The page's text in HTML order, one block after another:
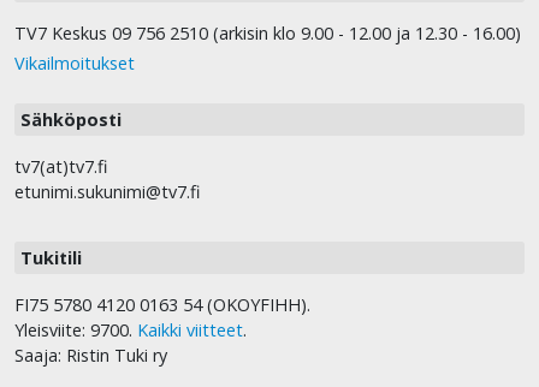
TV7 Keskus 09 756 2510 (arkisin klo 9.00 - 12.00 ja 12.30 - 16.00)
Vikailmoitukset
Sähköposti
tv7(at)tv7.fi
etunimi.sukunimi@tv7.fi
Tukitili
FI75 5780 4120 0163 54 (OKOYFIHH).
Yleisviite: 9700. Kaikki viitteet.
Saaja: Ristin Tuki ry